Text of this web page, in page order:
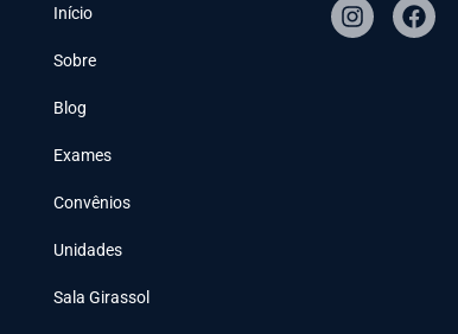
Início
Sobre
Blog
Exames
Convênios
Unidades
Sala Girassol